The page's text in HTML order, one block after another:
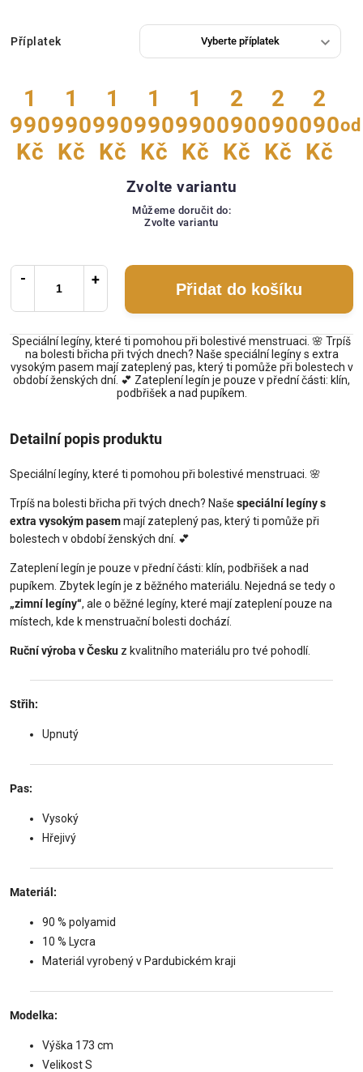
Příplatek
1
990
Kč
1
990
Kč
1
990
Kč
1
990
Kč
1
990
Kč
2
090
Kč
2
090
Kč
2
090
Kč
od
Zvolte variantu
Můžeme doručit do:
Zvolte variantu
Přidat do košíku
Speciální legíny, které ti pomohou při bolestivé menstruaci. 🌸 Trpíš
na bolesti břicha při tvých dnech? Naše speciální legíny s extra
vysokým pasem mají zateplený pas, který ti pomůže při bolestech v
období ženských dní. 💕 Zateplení legín je pouze v přední části: klín,
podbřišek a nad pupíkem.
Detailní popis produktu
Speciální legíny, které ti pomohou při bolestivé menstruaci. 🌸
Trpíš na bolesti břicha při tvých dnech? Naše speciální legíny s
extra vysokým pasemmají zateplený pas, který ti pomůže při
bolestech v období ženských dní. 💕
Zateplení legín je pouze v přední části: klín, podbřišek a nad
pupíkem. Zbytek legín je z běžného materiálu. Nejedná se tedy o
„zimní legíny“, ale o běžné legíny, které mají zateplení pouze na
místech, kde k menstruační bolesti dochází.
Ruční výroba v Česku z kvalitního materiálu pro tvé pohodlí.
Střih:
Upnutý
Pas:
Vysoký
Hřejivý
Materiál:
90 % polyamid
10 % Lycra
Materiál vyrobený v Pardubickém kraji
Modelka:
Výška 173 cm
Velikost S